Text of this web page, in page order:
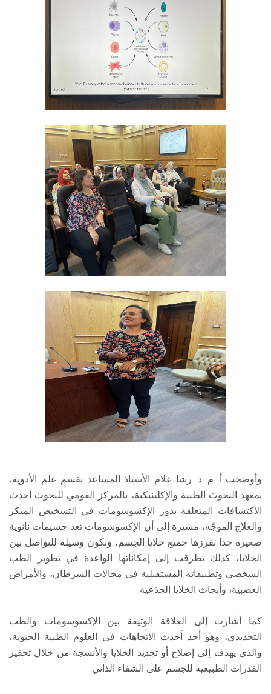
وأوضحت أ. م. د. رشا علام الأستاذ المساعد بقسم علم الأدوية،
بمعهد البحوث الطبية والإكلينيكية، بالمركز القومي للبحوث أحدث
الاكتشافات المتعلقة بدور الإكسوسومات في التشخيص المبكر
والعلاج الموجّه، مشيرة إلى أن الإكسوسومات تعد جسيمات نانوية
صغيرة جدا تفرزها جميع خلايا الجسم، وتكون وسيلة للتواصل بين
الخلايا، كذلك تطرقت إلى إمكاناتها الواعدة في تطوير الطب
الشخصي وتطبيقاته المستقبلية في مجالات السرطان، والأمراض
العصبية، وأبحاث الخلايا الجذعية.
كما أشارت إلى العلاقة الوثيقة بين الإكسوسومات والطب
التجديدي، وهو أحد أحدث الاتجاهات في العلوم الطبية الحيوية،
والذي يهدف إلى إصلاح أو تجديد الخلايا والأنسجة من خلال تحفيز
القدرات الطبيعية للجسم على الشفاء الذاتي.